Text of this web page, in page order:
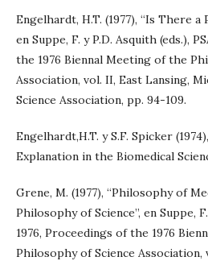
Engelhardt, H.T. (1977), “Is There
en Suppe, F. y P.D. Asquith (eds.),
the 1976 Biennal Meeting of the
Association, vol. II, East Lansing,
Science Association, pp. 94-109.
Engelhardt,H.T. y S.F. Spicker
Explanation in the Biomedical
Grene, M. (1977), “Philosophy of
Philosophy of Science”, en Suppe,
1976, Proceedings of the 1976
Philosophy of Science Association,